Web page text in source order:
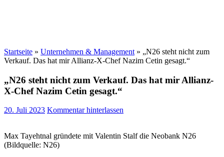
Startseite » Unternehmen & Management » „N26 steht nicht zum
Verkauf. Das hat mir Allianz-X-Chef Nazim Cetin gesagt.“
„N26 steht nicht zum Verkauf. Das hat mir Allianz-
X-Chef Nazim Cetin gesagt.“
20. Juli 2023 Kommentar hinterlassen
Max Tayehtnal gründete mit Valentin Stalf die Neobank N26
(Bildquelle: N26)